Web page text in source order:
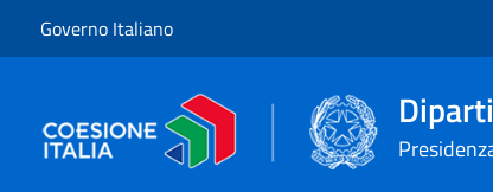
Governo Italiano